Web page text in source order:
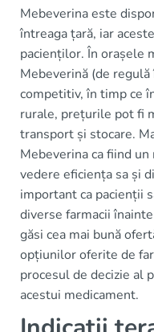
Mebeverina este
întreaga țară, iar
pacienților. În orașele
Mebeverină (de
competitiv, în timp ce
rurale, prețurile pot fi
transport și stocare.
Mebeverina ca fiind
vedere eficiența sa și
important ca pacienții
diverse farmacii
găsi cea mai bună
opțiunilor oferite de
procesul de decizie al
acestui medicament.